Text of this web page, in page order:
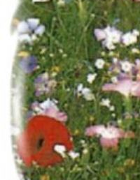
5 어린모
6 백합
7 에키네
8 페츄니아
9 접시꽃